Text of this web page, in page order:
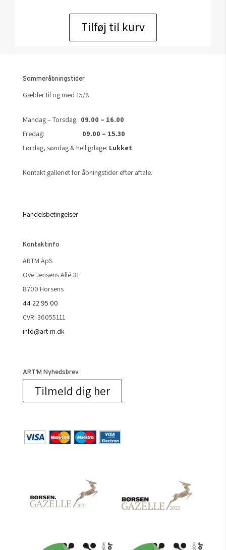
Tilføj til kurv
Sommeråbningstider
Gælder til og med 15/8
Mandag – Torsdag: 09.00 – 16.00
Fredag: 09.00 – 15.30
Lørdag, søndag & helligdage: Lukket
Kontakt galleriet for åbningstider efter aftale.
Handelsbetingelser
Kontaktinfo
ARTM ApS
Ove Jensens Allé 31
8700 Horsens
44 22 95 00
CVR: 36055111
info@art-m.dk
ART’M Nyhedsbrev
Tilmeld dig her